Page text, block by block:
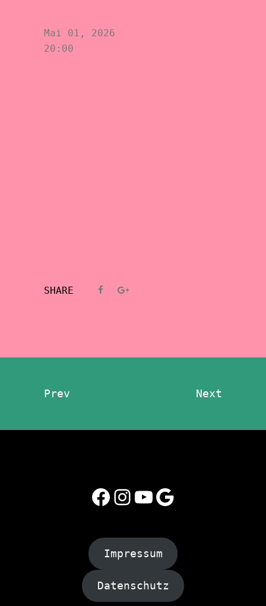
Mai 01, 2026
20:00
SHARE
Prev Next
Facebook
Instagram
YouTube
Google
Impressum
Datenschutz